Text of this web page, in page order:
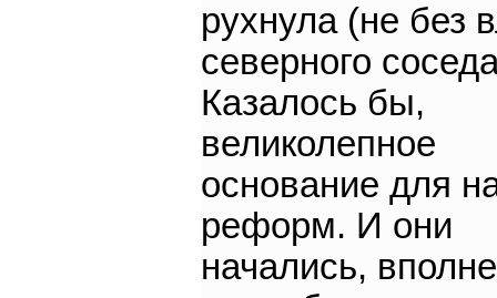
рухнула (не без
северного
Казалось бы,
великолепное
основание для
реформ. И они
начались,